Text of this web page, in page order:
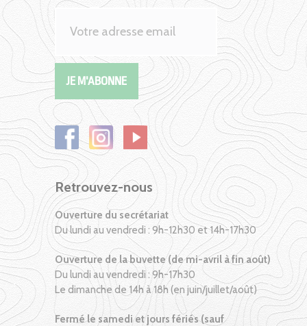
Retrouvez-nous
Ouverture du secrétariat
Du lundi au vendredi : 9h-12h30 et 14h-17h30
Ouverture de la buvette (de mi-avril à fin août)
Du lundi au vendredi : 9h-17h30
Le dimanche de 14h à 18h (en juin/juillet/août)
Fermé le samedi et jours fériés (sauf